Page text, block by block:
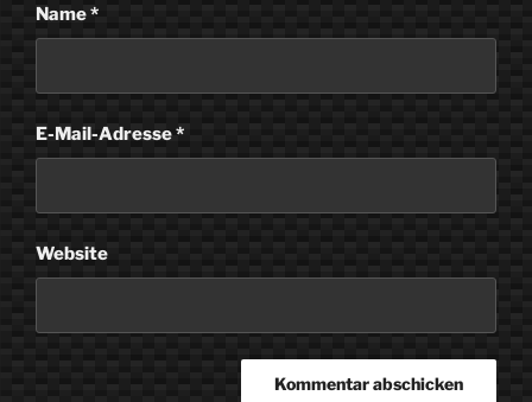
Name*
E-Mail-Adresse*
Website